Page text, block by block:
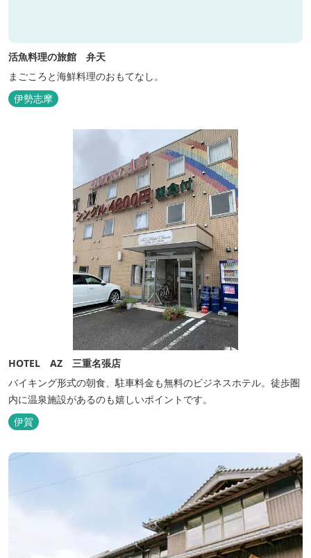
活魚料理の旅館 弁天
まごころと海鮮料理のおもてなし。
伊勢志摩
HOTEL AZ 三重名張店
バイキング形式の朝食、駐車料金も無料のビジネスホテル。徒歩圏
内に温泉施設があるのも嬉しいポイントです。
伊賀